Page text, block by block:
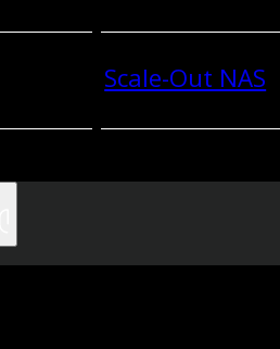
Scale-Out NAS